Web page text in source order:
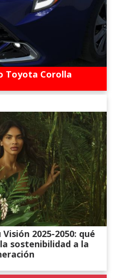
Toyota Corolla
2025-2050: qué
sostenibilidad a la